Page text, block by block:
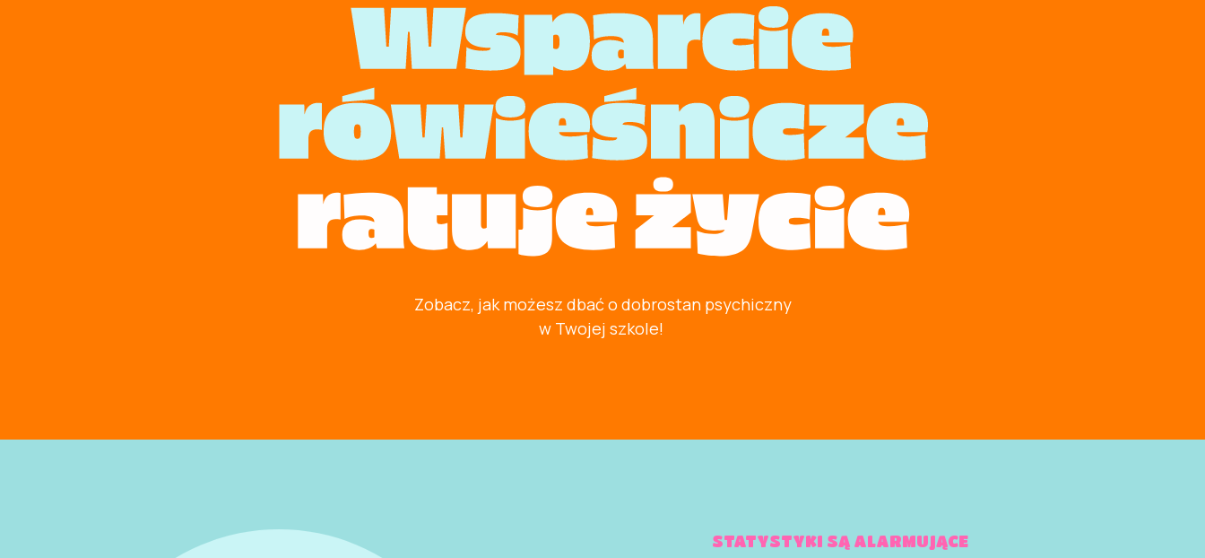
Zobacz, jak możesz dbać o dobrostan psychiczny
w Twojej szkole!
STATYSTYKI SĄ ALARMUJĄCE